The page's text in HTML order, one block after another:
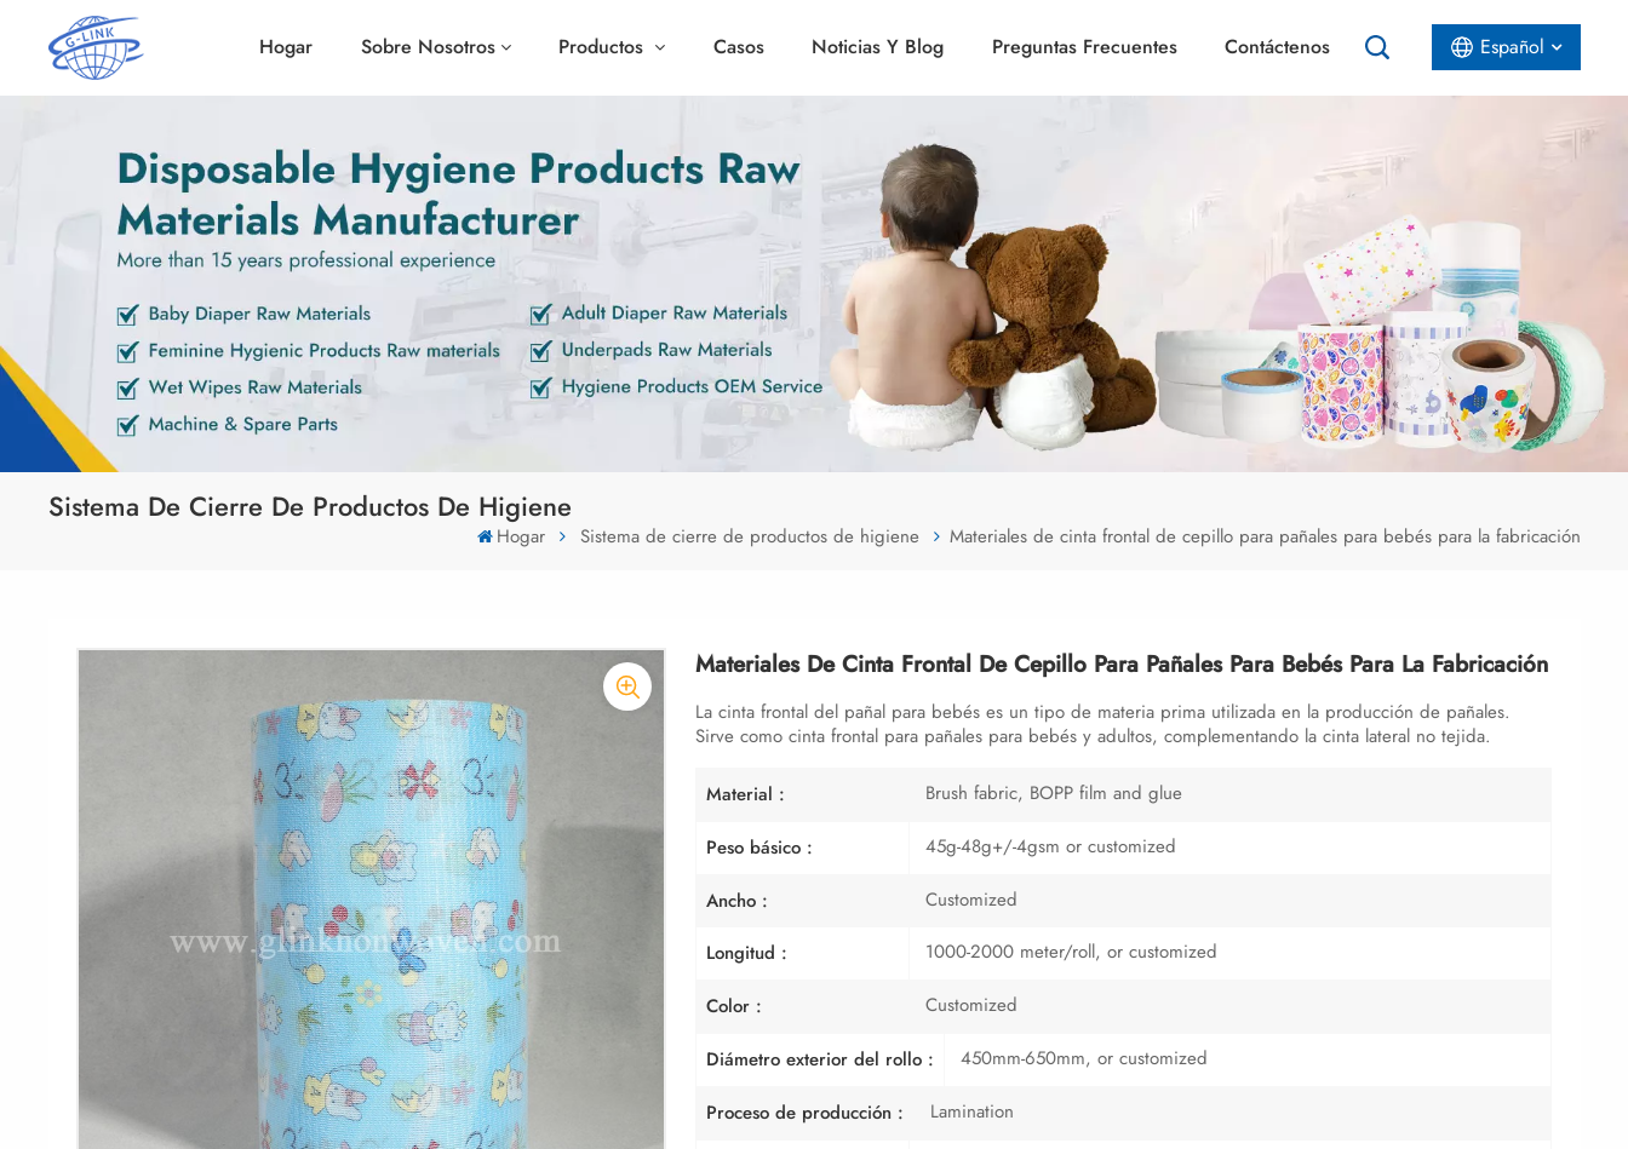
Hogar Sobre Nosotros Productos Casos Noticias Y Blog Preguntas Frecuentes Contáctenos Español
عربي
Sistema De Cierre De Productos De Higiene
Hogar Sistema de cierre de productos de higiene Materiales de cinta frontal de cepillo para pañales para bebés para la fabricación
Materiales De Cinta Frontal De Cepillo Para Pañales Para Bebés Para La Fabricación
La cinta frontal del pañal para bebés es un tipo de materia prima utilizada en la producción de pañales.
Sirve como cinta frontal para pañales para bebés y adultos, complementando la cinta lateral no tejida.
Material : Brush fabric, BOPP film and glue
Peso básico : 45g-48g+/-4gsm or customized
Ancho : Customized
Longitud : 1000-2000 meter/roll, or customized
Color : Customized
Diámetro exterior del rollo : 450mm-650mm, or customized
Proceso de producción : Lamination